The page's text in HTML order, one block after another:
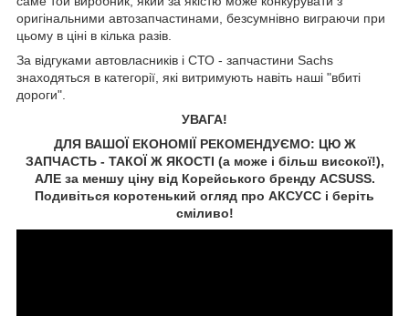
оригінальними автозапчастинами, безсумнівно виграючи при
цьому в ціні в кілька разів.
За відгуками автовласників і СТО - запчастини Sachs
знаходяться в категорії, які витримують навіть наші "вбиті
дороги".
УВАГА!
ДЛЯ ВАШОЇ ЕКОНОМІЇ РЕКОМЕНДУЄМО: ЦЮ Ж
ЗАПЧАСТЬ - ТАКОЇ Ж ЯКОСТІ (а може і більш високої!),
АЛЕ за меншу ціну від Корейського бренду ACSUSS.
Подивіться коротенький огляд про АКСУСС і беріть
сміливо!